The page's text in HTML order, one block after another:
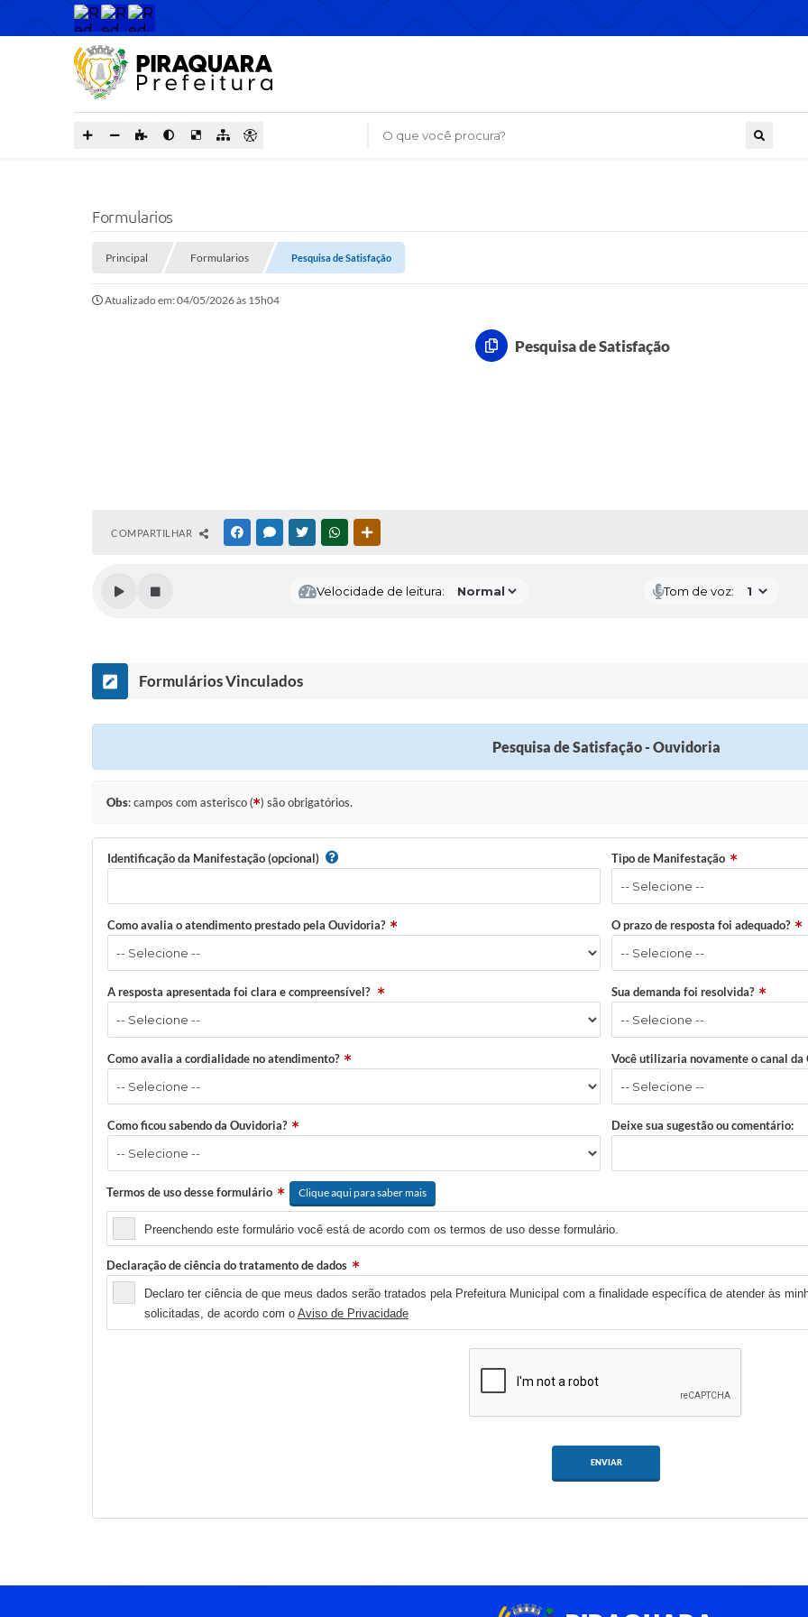
O que você procura?
Formularios
Principal Formularios Pesquisa de Satisfação
Atualizado em: 04/05/2026 às 15h04
Pesquisa de Satisfação
COMPARTILHAR FACEBOOKMESSENGER
TWITTERWHATSAPP
Velocidade de leitura: Tom de voz:
Formulários Vinculados
Pesquisa de Satisfação - Ouvidoria
Obs: campos com asterisco ( ) são obrigatórios.
Identificação da Manifestação (opcional) Tipo de Manifestação
Como avalia o atendimento prestado pela Ouvidoria? O prazo de resposta foi adequado?
A resposta apresentada foi clara e compreensível? Sua demanda foi resolvida?
Como avalia a cordialidade no atendimento? Você utilizaria novamente o canal da
Como ficou sabendo da Ouvidoria? Deixe sua sugestão ou comentário:
Termos de uso desse formulário Clique aqui para saber mais
Preenchendo este formulário você está de acordo com os termos de uso desse formulário.
Declaração de ciência do tratamento de dados
Declaro ter ciência de que meus dados serão tratados pela Prefeitura Municipal com a finalidade específica de atender às
solicitadas, de acordo com o Aviso de Privacidade
ENVIAR